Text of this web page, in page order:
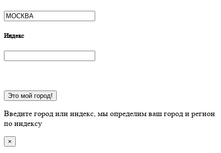
Индекс
Это мой город!
Введите город или индекс, мы определим ваш город и регион
по индексу
×